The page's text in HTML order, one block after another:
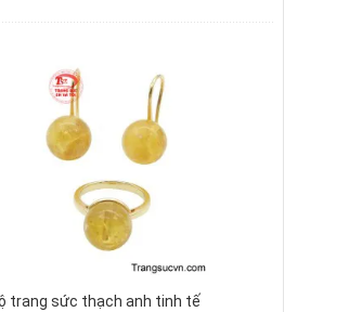
trang sức thạch anh tinh tế